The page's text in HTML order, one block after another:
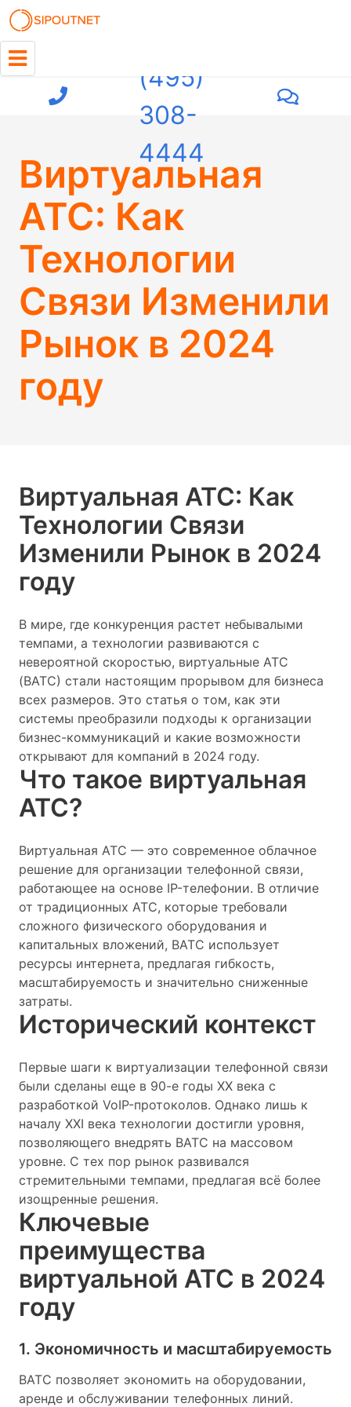
(495)
308-
4444
Виртуальная
АТС: Как
Технологии
Связи Изменили
Рынок в 2024
году
Виртуальная АТС: Как
Технологии Связи
Изменили Рынок в 2024
году
В мире, где конкуренция растет небывалыми
темпами, а технологии развиваются с
невероятной скоростью, виртуальные АТС
(ВАТС) стали настоящим прорывом для бизнеса
всех размеров. Это статья о том, как эти
системы преобразили подходы к организации
бизнес-коммуникаций и какие возможности
открывают для компаний в 2024 году.
Что такое виртуальная
АТС?
Виртуальная АТС — это современное облачное
решение для организации телефонной связи,
работающее на основе IP-телефонии. В отличие
от традиционных АТС, которые требовали
сложного физического оборудования и
капитальных вложений, ВАТС использует
ресурсы интернета, предлагая гибкость,
масштабируемость и значительно сниженные
затраты.
Исторический контекст
Первые шаги к виртуализации телефонной связи
были сделаны еще в 90-е годы XX века с
разработкой VoIP-протоколов. Однако лишь к
началу XXI века технологии достигли уровня,
позволяющего внедрять ВАТС на массовом
уровне. С тех пор рынок развивался
стремительными темпами, предлагая всё более
изощренные решения.
Ключевые
преимущества
виртуальной АТС в 2024
году
1. Экономичность и масштабируемость
ВАТС позволяет экономить на оборудовании,
аренде и обслуживании телефонных линий.